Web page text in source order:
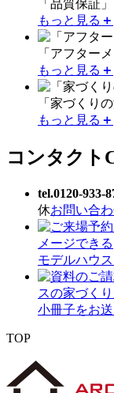
「品質保証」
もっと見る ＋
「アフター
もっと見る ＋
「家づくりの
もっと見る ＋
コンタクト
tel.0120-933-
休お問い合
メージできる
モデルハウ
スの家づく
小冊子をお
TOP